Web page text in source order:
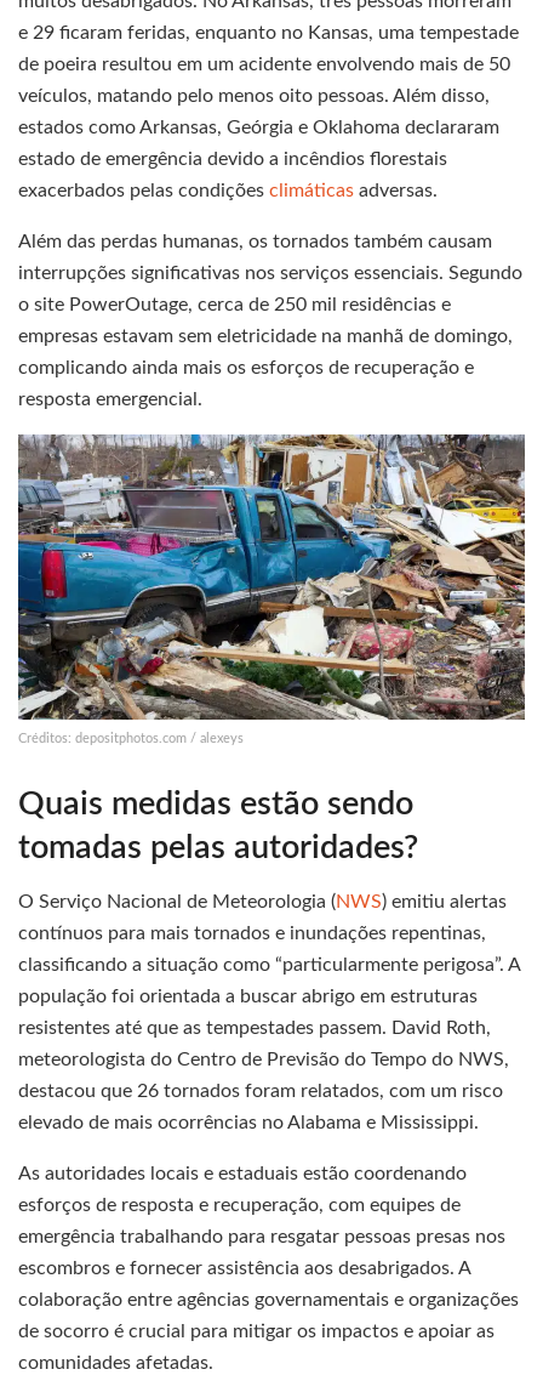
e 29 ficaram feridas, enquanto no Kansas, uma tempestade
de poeira resultou em um acidente envolvendo mais de 50
veículos, matando pelo menos oito pessoas. Além disso,
estados como Arkansas, Geórgia e Oklahoma declararam
estado de emergência devido a incêndios florestais
exacerbados pelas condições climáticas adversas.
Além das perdas humanas, os tornados também causam
interrupções significativas nos serviços essenciais. Segundo
o site PowerOutage, cerca de 250 mil residências e
empresas estavam sem eletricidade na manhã de domingo,
complicando ainda mais os esforços de recuperação e
resposta emergencial.
Créditos: depositphotos.com / alexeys
Quais medidas estão sendo
tomadas pelas autoridades?
O Serviço Nacional de Meteorologia (NWS) emitiu alertas
contínuos para mais tornados e inundações repentinas,
classificando a situação como “particularmente perigosa”. A
população foi orientada a buscar abrigo em estruturas
resistentes até que as tempestades passem. David Roth,
meteorologista do Centro de Previsão do Tempo do NWS,
destacou que 26 tornados foram relatados, com um risco
elevado de mais ocorrências no Alabama e Mississippi.
As autoridades locais e estaduais estão coordenando
esforços de resposta e recuperação, com equipes de
emergência trabalhando para resgatar pessoas presas nos
escombros e fornecer assistência aos desabrigados. A
colaboração entre agências governamentais e organizações
de socorro é crucial para mitigar os impactos e apoiar as
comunidades afetadas.